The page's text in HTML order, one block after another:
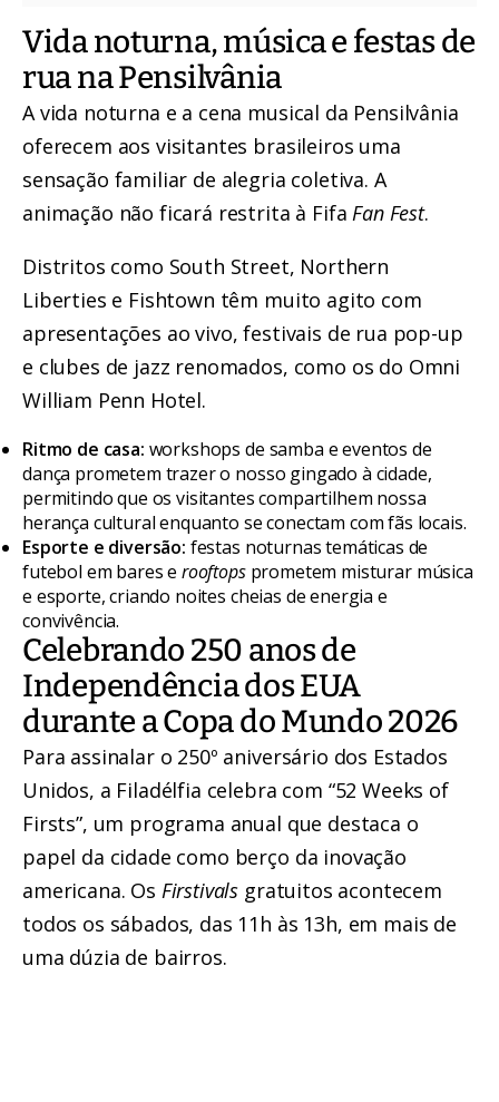
Vida noturna, música e festas de
rua na Pensilvânia
A vida noturna e a cena musical da Pensilvânia
oferecem aos visitantes brasileiros uma
sensação familiar de alegria coletiva. A
animação não ficará restrita à FifaFan Fest.
Distritos como South Street, Northern
Liberties e Fishtown têm muito agito com
apresentações ao vivo, festivais de rua pop-up
e clubes de jazz renomados, como os do Omni
William Penn Hotel.
Ritmo de casa: workshops de samba e eventos de
dança prometem trazer o nosso gingado à cidade,
permitindo que os visitantes compartilhem nossa
herança cultural enquanto se conectam com fãs locais.
Esporte e diversão: festas noturnas temáticas de
futebol em bares e rooftopsprometem misturar música
e esporte, criando noites cheias de energia e
convivência.
Celebrando 250 anos de
Independência dos EUA
durante a Copa do Mundo 2026
Para assinalar o 250º aniversário dos Estados
Unidos, a Filadélfia celebra com “52 Weeks of
Firsts”, um programa anual que destaca o
papel da cidade como berço da inovação
americana. Os Firstivals gratuitos acontecem
todos os sábados, das 11h às 13h, em mais de
uma dúzia de bairros.